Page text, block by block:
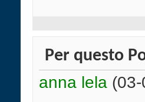
Per questo
anna lela